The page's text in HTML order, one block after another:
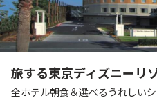
旅する東京ディズニーリ
全ホテル朝食＆選べるうれしい